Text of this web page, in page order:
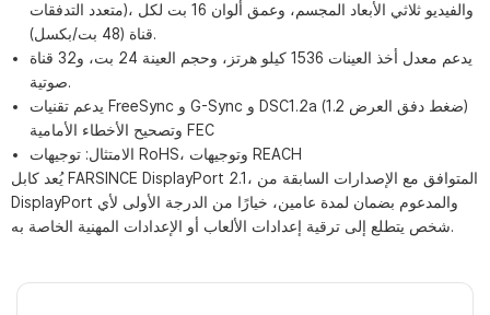
متعدد التدفقات)، والفيديو ثلاثي الأبعاد المجسم، وعمق ألوان 16 بت لكل
قناة (48 بت/بكسل).
يدعم معدل أخذ العينات 1536 كيلو هرتز، وحجم العينة 24 بت، و32 قناة
صوتية.
يدعم تقنيات FreeSync و G-Sync و DSC1.2a (ضغط دفق العرض 1.2)
وتصحيح الأخطاء الأمامية FEC
الامتثال: توجيهات RoHS، وتوجيهات REACH
يُعد كابل FARSINCE DisplayPort 2.1، المتوافق مع الإصدارات السابقة من
DisplayPort والمدعوم بضمان لمدة عامين، خيارًا من الدرجة الأولى لأي
شخص يتطلع إلى ترقية إعدادات الألعاب أو الإعدادات المهنية الخاصة به.